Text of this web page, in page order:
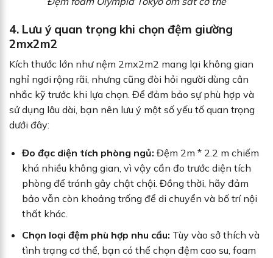
4. Lưu ý quan trọng khi chọn đệm giường
2mx2m2
Kích thước lớn như nệm 2mx2m2 mang lại không gian
nghỉ ngơi rộng rãi, nhưng cũng đòi hỏi người dùng cân
nhắc kỹ trước khi lựa chọn. Để đảm bảo sự phù hợp và
sử dụng lâu dài, bạn nên lưu ý một số yếu tố quan trọng
dưới đây:
Đo đạc diện tích phòng ngủ: Đệm 2m * 2.2 m chiếm
khá nhiều không gian, vì vậy cần đo trước diện tích
phòng để tránh gây chật chội. Đồng thời, hãy đảm
bảo vẫn còn khoảng trống để di chuyển và bố trí nội
thất khác.
Chọn loại đệm phù hợp nhu cầu: Tùy vào sở thích và
tình trạng cơ thể, bạn có thể chọn đệm cao su, foam